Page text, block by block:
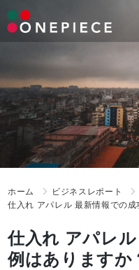
Skip
to
ホーム
ビジネスレポート
仕入れ アパレル 最新情報での成
仕入れ アパレ
例はありますか